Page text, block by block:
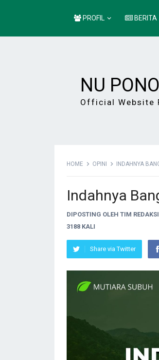
PROFIL BERITA
NU
Official Website
HOME OPINI INDAHNYA
Indahnya
DIPOSTING OLEH TIM REDAKSI
3188 KALI
Share via Twitter